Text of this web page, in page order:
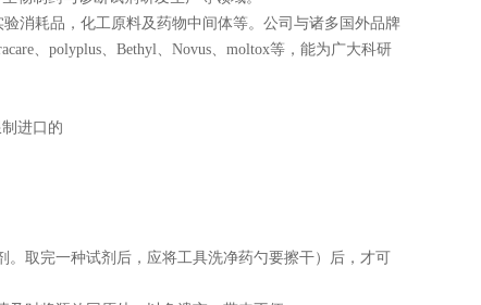
消耗品，化工原料及药物中间体等。公司与诸多国外品牌
、polyplus、Bethyl、Novus、moltox等，能为广大科研
进口的
取完一种试剂后，应将工具洗净药勺要擦干）后，才可